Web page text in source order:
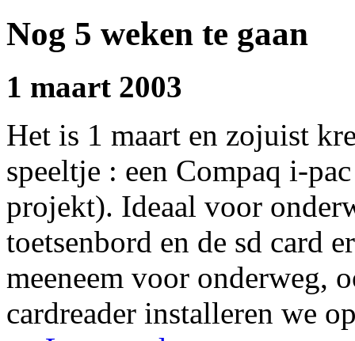
Nog 5 weken te gaan
1 maart 2003
Het is 1 maart en zojuist
speeltje : een Compaq i-
projekt). Ideaal voor
toetsenbord en de sd card
meeneem voor onderweg,
cardreader installeren we